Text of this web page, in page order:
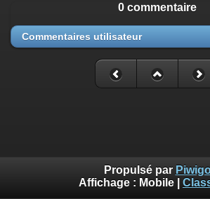
0 commentaire
Commentaires utilisateur
Propulsé par
Affichage : Mobile